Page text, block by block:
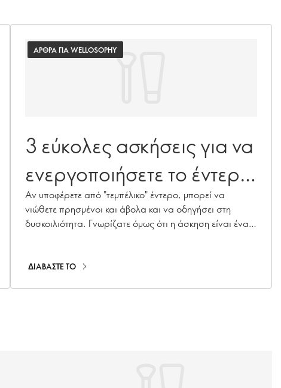
ΑΡΘΡΑ ΓΙΑ WELLOSOPHY
3 εύκολες ασκήσεις για να
ενεργοποιήσετε το έντερό
σας
Αν υποφέρετε από "τεμπέλικο" έντερο, μπορεί να
νιώθετε πρησμένοι και άβολα και να οδηγήσει στη
δυσκοιλιότητα. Γνωρίζατε όμως ότι η άσκηση είναι ένας
ΔΙΑΒΑΣΤΕ ΤΟ